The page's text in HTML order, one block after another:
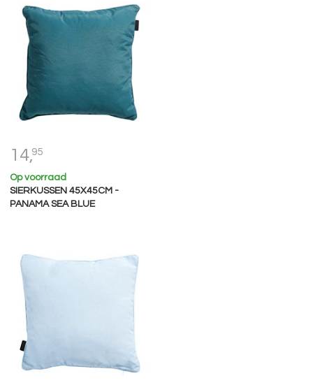
14,95
Op voorraad
SIERKUSSEN 45X45CM -
PANAMA SEA BLUE